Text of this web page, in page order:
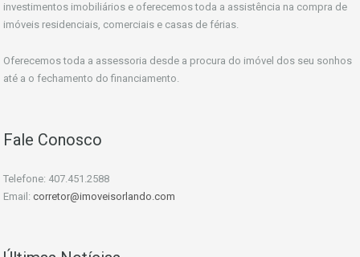
investimentos imobiliários e oferecemos toda a assistência na compra de
imóveis residenciais, comerciais e casas de férias.
Oferecemos toda a assessoria desde a procura do imóvel dos seu sonhos
até a o fechamento do financiamento.
Fale Conosco
Telefone: 407.451.2588
Email: corretor@imoveisorlando.com